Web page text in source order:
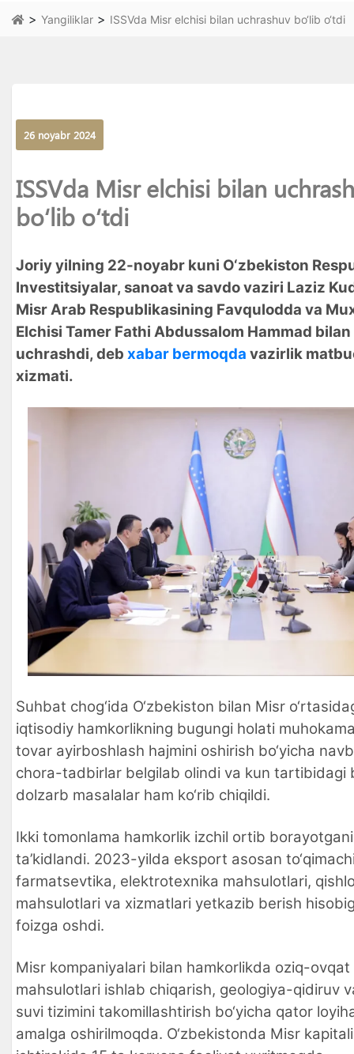
> Yangiliklar > ISSVda Misr elchisi bilan uchrashuv bo‘lib o‘tdi
26 noyabr 2024
ISSVda Misr elchisi bilan
bo‘lib o‘tdi
Joriy yilning 22-noyabr kuni O‘zbekiston
Investitsiyalar, sanoat va savdo vaziri Laziz
Misr Arab Respublikasining Favqulodda va
Elchisi Tamer Fathi Abdussalom Hammad bilan
uchrashdi, deb xabar bermoqda vazirlik
xizmati.
Suhbat chog‘ida O‘zbekiston bilan Misr
iqtisodiy hamkorlikning bugungi holati
tovar ayirboshlash hajmini oshirish bo‘yicha
chora-tadbirlar belgilab olindi va kun tartibidagi
dolzarb masalalar ham ko‘rib chiqildi.
Ikki tomonlama hamkorlik izchil ortib borayotgani
ta’kidlandi. 2023-yilda eksport asosan
farmatsevtika, elektrotexnika mahsulotlari,
mahsulotlari va xizmatlari yetkazib berish
foizga oshdi.
Misr kompaniyalari bilan hamkorlikda oziq-ovqat
mahsulotlari ishlab chiqarish, geologiya-qidiruv
suvi tizimini takomillashtirish bo‘yicha qator
amalga oshirilmoqda. O‘zbekistonda Misr kapitali